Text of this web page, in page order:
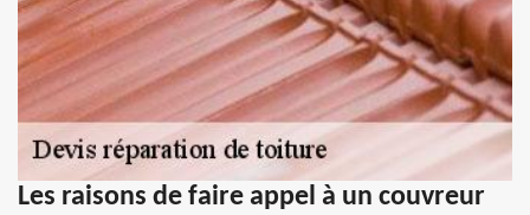
Les raisons de faire appel à un couvreur